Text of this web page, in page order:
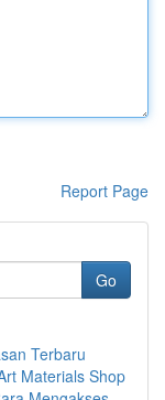
Report Page
Go
Terbaru
Materials Shop